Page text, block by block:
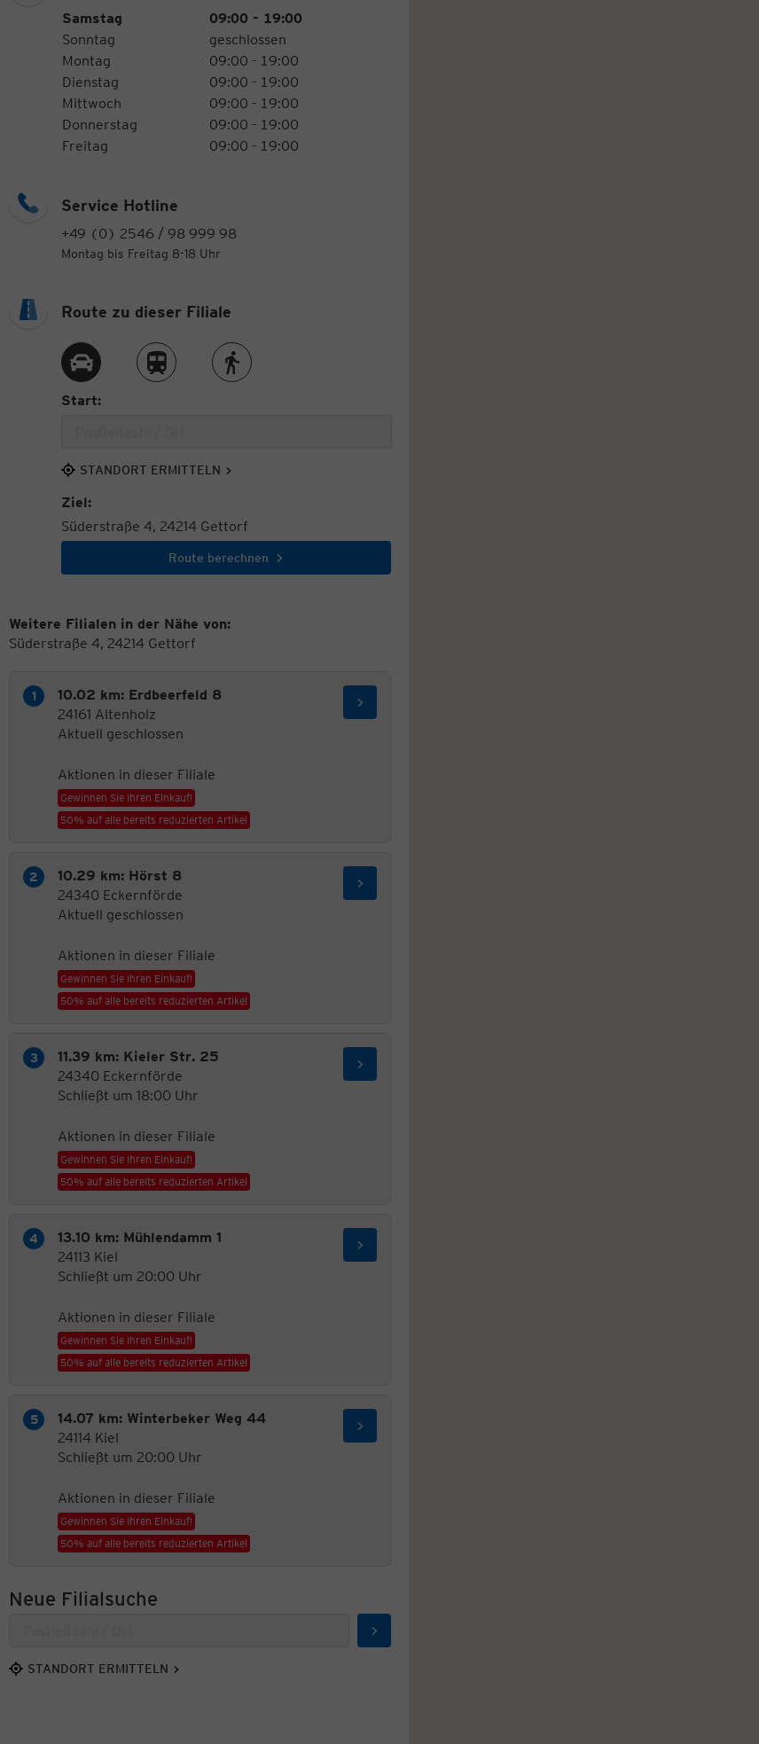
Öffnungszeiten
Wochentag
Samstag
09:00 - 19:00
Sonntag
geschlossen
Montag
09:00 - 19:00
Dienstag
09:00 - 19:00
Mittwoch
09:00 - 19:00
Donnerstag
09:00 - 19:00
Freitag
09:00 - 19:00
Service Hotline
+49 (0) 2546 / 98 999 98
Montag bis Freitag 8-18 Uhr
Route zu dieser Filiale
Route per AutoRoute per ZugRoute zu Fuß
Start:
STANDORT ERMITTELN
Ziel:
Süderstraße 4, 24214 Gettorf
Route berechnen
Weitere Filialen in der Nähe von:
Süderstraße 4, 24214 Gettorf
10.02 km: Erdbeerfeld 8
24161 Altenholz
Aktuell geschlossen
Aktionen in dieser Filiale
Gewinnen Sie Ihren Einkauf!
50% auf alle bereits reduzierten Artikel
10.29 km: Hörst 8
24340 Eckernförde
Aktuell geschlossen
Aktionen in dieser Filiale
Gewinnen Sie Ihren Einkauf!
50% auf alle bereits reduzierten Artikel
11.39 km: Kieler Str. 25
24340 Eckernförde
Schließt um 18:00 Uhr
Aktionen in dieser Filiale
Gewinnen Sie Ihren Einkauf!
50% auf alle bereits reduzierten Artikel
13.10 km: Mühlendamm 1
24113 Kiel
Schließt um 20:00 Uhr
Aktionen in dieser Filiale
Gewinnen Sie Ihren Einkauf!
50% auf alle bereits reduzierten Artikel
14.07 km: Winterbeker Weg 44
24114 Kiel
Schließt um 20:00 Uhr
Aktionen in dieser Filiale
Gewinnen Sie Ihren Einkauf!
50% auf alle bereits reduzierten Artikel
Neue Filialsuche
Suchen
STANDORT ERMITTELN